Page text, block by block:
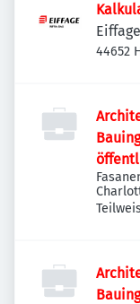
44652
(w/m/